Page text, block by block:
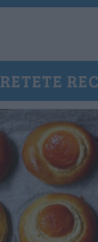
RETETE